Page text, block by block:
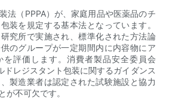
法（PPPA）が、家庭用品や医薬品のチ
装を規定する基本法となっています。
究所で実施され、標準化された方法論
のグループが一定期間内に内容物にア
を評価します。消費者製品安全委員会
ドレジスタント包装に関するガイダンス
製造業者は認定された試験施設と協力
が不可欠です。